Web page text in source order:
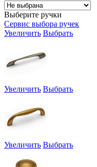
Выберите ручки
Сервис выбора ручек
Увеличить Выбрать
Увеличить Выбрать
Увеличить Выбрать